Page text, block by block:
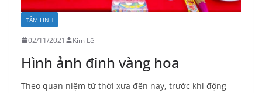
TÂM LINH
02/11/2021 Kim Lê
Hình ảnh đinh vàng hoa
Theo quan niệm từ thời xưa đến nay, trước khi động